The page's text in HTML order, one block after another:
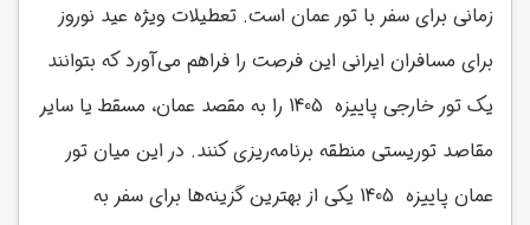
زمانی برای سفر با تور عمان است. تعطیلات ویژه عید نوروز
برای مسافران ایرانی این فرصت را فراهم می‌آورد که بتوانند
یک تور خارجی پاییزه 1405 را به مقصد عمان، مسقط یا سایر
مقاصد توریستی منطقه برنامه‌ریزی کنند. در این میان تور
عمان پاییزه 1405 یکی از بهترین گزینه‌ها برای سفر به